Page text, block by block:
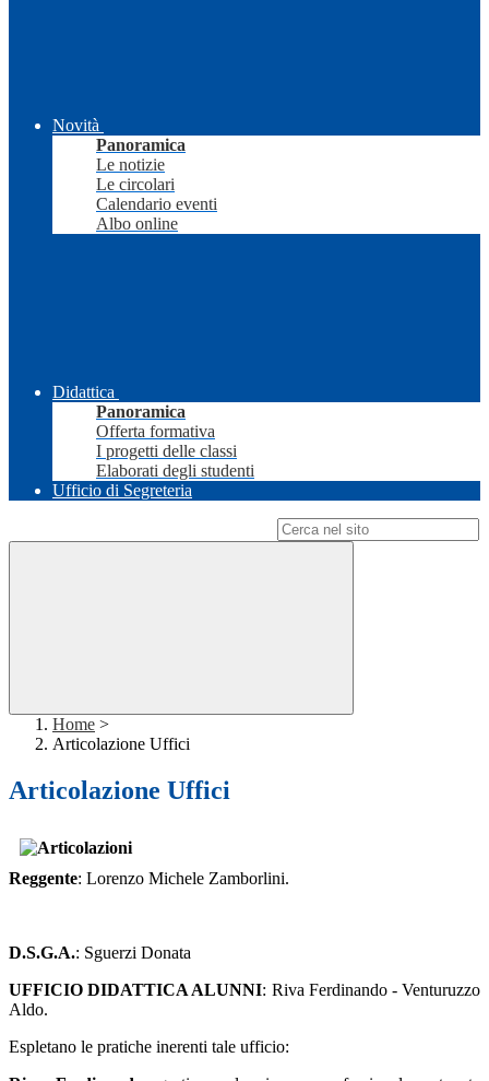
Novità
Panoramica
Le notizie
Le circolari
Calendario eventi
Albo online
Didattica
Panoramica
Offerta formativa
I progetti delle classi
Elaborati degli studenti
Ufficio di Segreteria
Home >
Articolazione Uffici
Articolazione Uffici
Reggente: Lorenzo Michele Zamborlini.
D.S.G.A.: Sguerzi Donata
UFFICIO DIDATTICA ALUNNI: Riva Ferdinando - Venturuzzo
Aldo.
Espletano le pratiche inerenti tale ufficio: